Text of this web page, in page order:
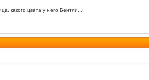
какого цвета у него Бентли...